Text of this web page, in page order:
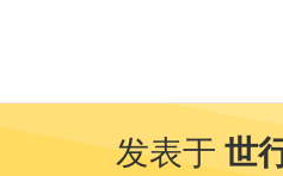
发表于 世